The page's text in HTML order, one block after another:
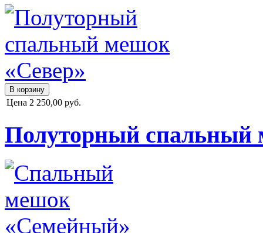
Цена 2 250,00 руб.
Полуторный спальный